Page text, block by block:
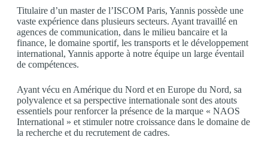
Titulaire d’un master de l’ISCOM Paris, Yannis possède une
vaste expérience dans plusieurs secteurs. Ayant travaillé en
agences de communication, dans le milieu bancaire et la
finance, le domaine sportif, les transports et le développement
international, Yannis apporte à notre équipe un large éventail
de compétences.
Ayant vécu en Amérique du Nord et en Europe du Nord, sa
polyvalence et sa perspective internationale sont des atouts
essentiels pour renforcer la présence de la marque « NAOS
International » et stimuler notre croissance dans le domaine de
la recherche et du recrutement de cadres.